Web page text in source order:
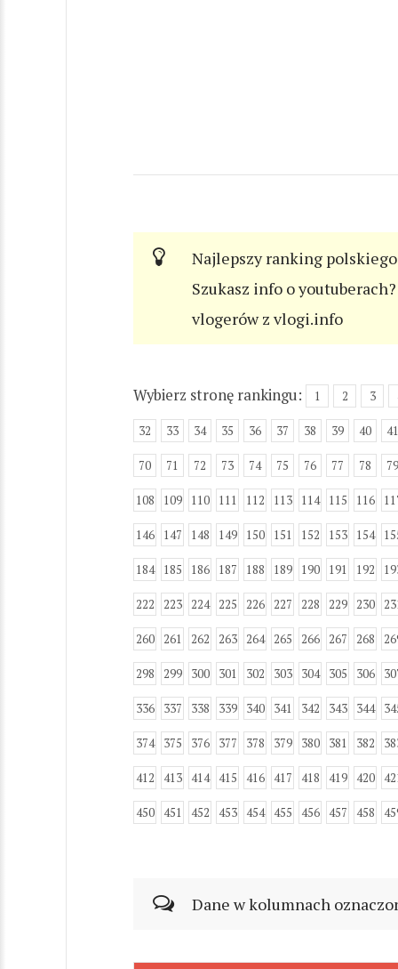
Najlepszy ranking
Szukasz info o
vlogerów z vlogi.info
Wybierz stronę rankingu: 1 2 3
32 33 34 35 36 37 38 39 40 41
70 71 72 73 74 75 76 77 78 79
108 109 110 111 112 113 114 115 116
146 147 148 149 150 151 152 153 154
184 185 186 187 188 189 190 191 192
222 223 224 225 226 227 228 229 230
260 261 262 263 264 265 266 267 268
298 299 300 301 302 303 304 305 306
336 337 338 339 340 341 342 343 344
374 375 376 377 378 379 380 381 382
412 413 414 415 416 417 418 419 420
450 451 452 453 454 455 456 457 458
Dane w kolumnach